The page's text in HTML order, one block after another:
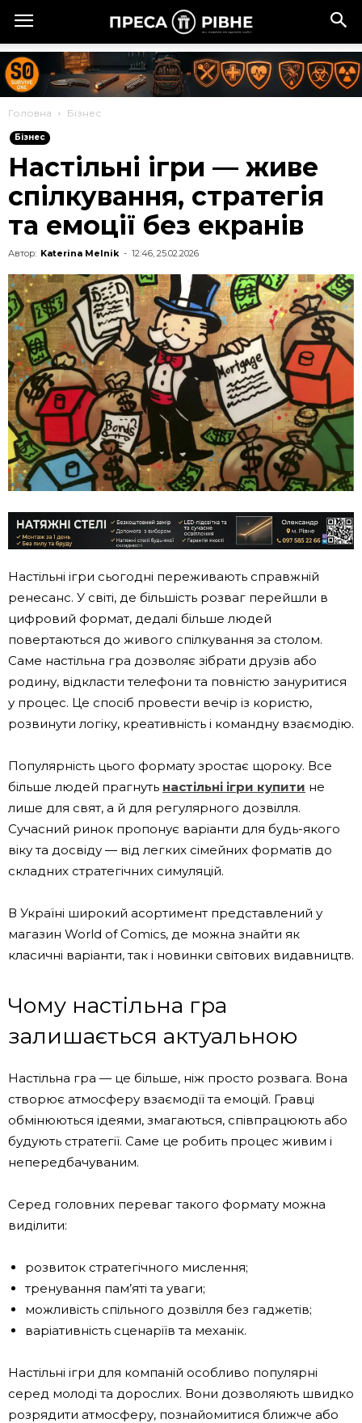
Головна Бізнес
Бізнес
Настільні ігри — живе
спілкування, стратегія
та емоції без екранів
Автор: Katerina Melnik - 12:46, 25.02.2026
Настільні ігри сьогодні переживають справжній
ренесанс. У світі, де більшість розваг перейшли в
цифровий формат, дедалі більше людей
повертаються до живого спілкування за столом.
Саме настільна гра дозволяє зібрати друзів або
родину, відкласти телефони та повністю зануритися
у процес. Це спосіб провести вечір із користю,
розвинути логіку, креативність і командну взаємодію.
Популярність цього формату зростає щороку. Все
більше людей прагнуть настільні ігри купити не
лише для свят, а й для регулярного дозвілля.
Сучасний ринок пропонує варіанти для будь-якого
віку та досвіду — від легких сімейних форматів до
складних стратегічних симуляцій.
В Україні широкий асортимент представлений у
магазин World of Comics, де можна знайти як
класичні варіанти, так і новинки світових видавництв.
Чому настільна гра
залишається актуальною
Настільна гра — це більше, ніж просто розвага. Вона
створює атмосферу взаємодії та емоцій. Гравці
обмінюються ідеями, змагаються, співпрацюють або
будують стратегії. Саме це робить процес живим і
непередбачуваним.
Серед головних переваг такого формату можна
виділити:
розвиток стратегічного мислення;
тренування пам’яті та уваги;
можливість спільного дозвілля без гаджетів;
варіативність сценаріїв та механік.
Настільні ігри для компаній особливо популярні
серед молоді та дорослих. Вони дозволяють швидко
розрядити атмосферу, познайомитися ближче або